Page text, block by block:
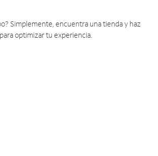
Simplemente, encuentra una tienda y haz
optimizar tu experiencia.